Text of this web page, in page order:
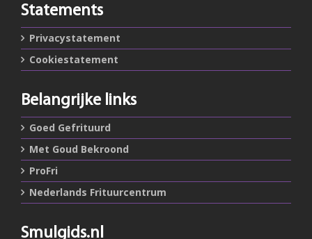
Statements
Privacystatement
Cookiestatement
Belangrijke links
Goed Gefrituurd
Met Goud Bekroond
ProFri
Nederlands Frituurcentrum
Smulgids.nl